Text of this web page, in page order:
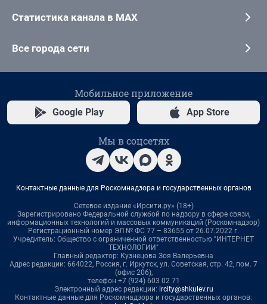
Статистика канала в MAX
Все города сети
Мобильное приложение
Google Play App Store
Мы в соцсетях
Контактные данные для Роскомнадзора и государственных органов
Сетевое издание «Ирсити.ру» (18+)
Зарегистрировано Федеральной службой по надзору в сфере связи,
информационных технологий и массовых коммуникаций (Роскомнадзор)
Регистрационный номер ЭЛ № ФС 77 – 83655 от 26.07.2022 г.
Учредитель: Общество с ограниченной ответственностью "ИНТЕРНЕТ
ТЕХНОЛОГИИ"
Главный редактор: Кузнецова Зоя Валерьевна
Адрес редакции: 664022, Россия, г. Иркутск, ул. Советская, стр. 42, пом. 7
(офис 206),
телефон +7 (924) 603 02 71
Электронный адрес редакции: ircity@shkulev.ru
Контактные данные для Роскомнадзора и государственных органов: